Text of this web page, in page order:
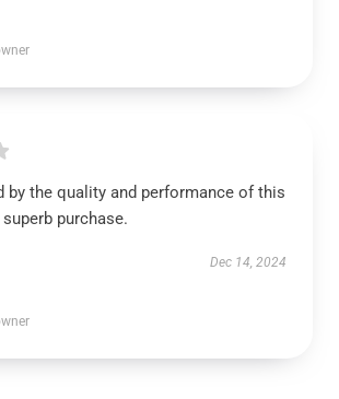
by the quality and performance of this
superb purchase.
Dec 14, 2024